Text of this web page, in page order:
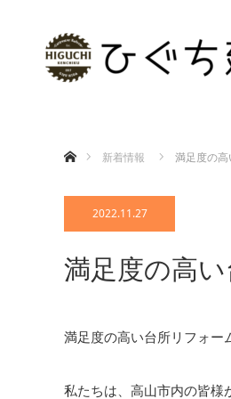
新着情報
満足度の
2022.11.27
満足度の高
満足度の高い台所リフォー
私たちは、高山市内の皆様